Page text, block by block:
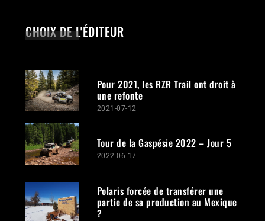
CHOIX DE L'ÉDITEUR
Pour 2021, les RZR Trail ont droit à
une refonte
2021-07-12
Tour de la Gaspésie 2022 – Jour 5
2022-06-17
Polaris forcée de transférer une
partie de sa production au Mexique
?